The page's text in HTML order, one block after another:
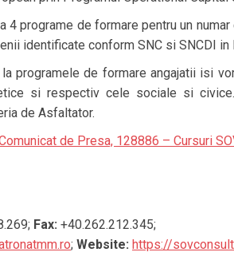
4 programe de formare pentru un
identificate conform SNC si SNCDI in
programele de formare angajatii isi
si respectiv cele sociale si
de Asfaltator.
de Presa, 128886 – Cursuri
Fax: +40.262.212.345;
; Website: https://